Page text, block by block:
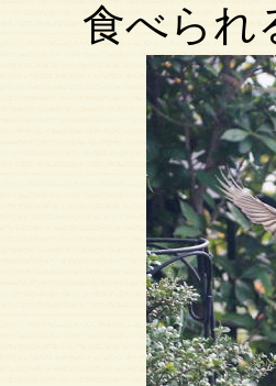
食べられ